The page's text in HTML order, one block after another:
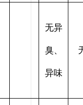
无异
臭、
异味